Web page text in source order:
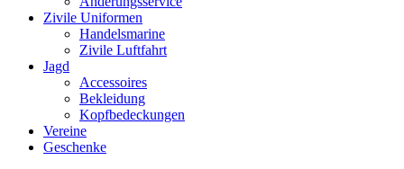
Zivile Uniformen
Handelsmarine
Zivile Luftfahrt
Jagd
Accessoires
Bekleidung
Kopfbedeckungen
Vereine
Geschenke